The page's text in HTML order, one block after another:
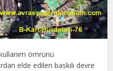
ömrünü
elde edilen baskılı devre